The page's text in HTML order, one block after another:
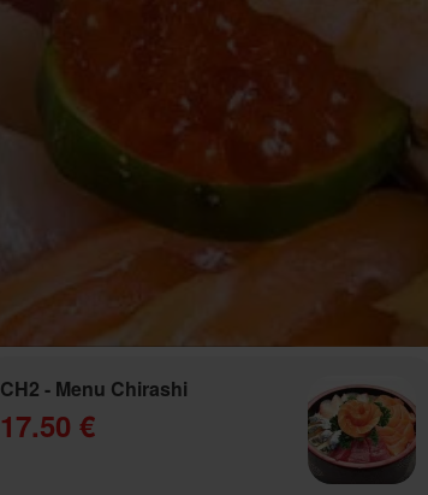
CH2 - Menu Chirashi
17.50 €